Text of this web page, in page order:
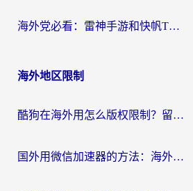
海外党必看：雷神手游和快帆TV版好用吗？3步选对回国加速器不踩坑
海外地区限制
酷狗在海外用怎么版权限制？留学生亲测：3步解决听国内音乐难题
国外用微信加速器的方法：海外党无缝连接国内生活的实用指南